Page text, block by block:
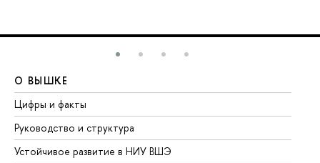
О ВЫШКЕ
Цифры и факты
Руководство и структура
Устойчивое развитие в НИУ ВШЭ